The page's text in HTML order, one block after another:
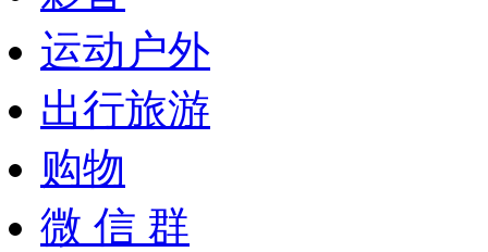
运动户外
出行旅游
购物
微 信 群